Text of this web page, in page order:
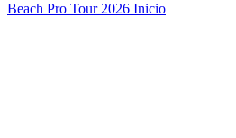
Beach Pro Tour 2026 Inicio